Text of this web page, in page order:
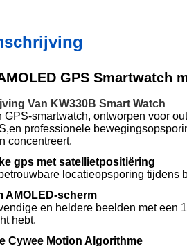
GPS Smartwatch
Van KW330B Smart Watch
GPS-smartwatch, ontworpen voor
professionele
concentreert.
gps met satellietpositiëring
locatieopsporing
AMOLED-scherm
en heldere beelden met een
hebt.
Cywee Motion Algorithme